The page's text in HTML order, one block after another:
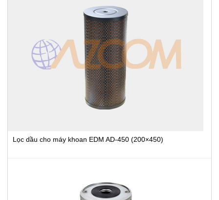
Lọc dầu cho máy khoan EDM AD-450 (200×450)